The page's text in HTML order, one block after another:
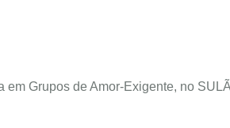
Grupos de Amor-Exigente, no